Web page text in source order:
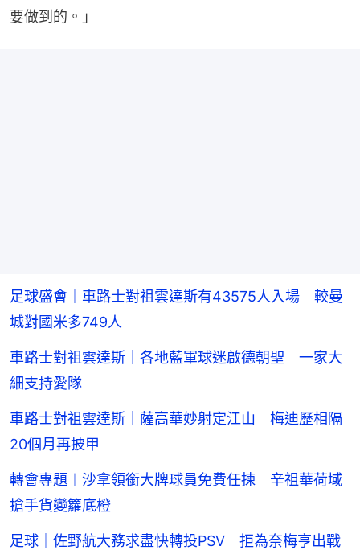
要做到的。」
足球盛會｜車路士對祖雲達斯有43575人入場 較曼
城對國米多749人
車路士對祖雲達斯｜各地藍軍球迷啟德朝聖 一家大
細支持愛隊
車路士對祖雲達斯｜薩高華妙射定江山 梅迪歷相隔
20個月再披甲
轉會專題︱沙拿領銜大牌球員免費任揀 辛祖華荷域
搶手貨變籮底橙
足球｜佐野航大務求盡快轉投PSV 拒為奈梅亨出戰